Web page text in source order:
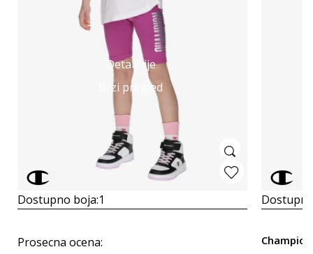
Detaljnije
Brzi pregled
Dostupno boja:1
Prosecna ocena: